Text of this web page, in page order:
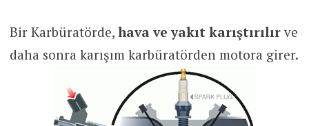
Bir Karbüratörde, hava ve yakıt karıştırılırve
daha sonra karışım karbüratörden motora girer.